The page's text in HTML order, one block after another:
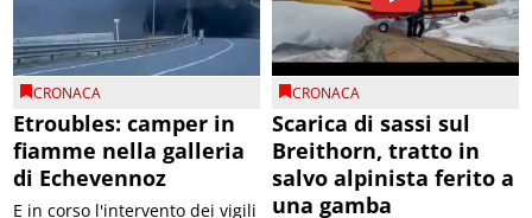
CRONACA
Etroubles: camper in
fiamme nella galleria
di Echevennoz
E in corso l'intervento dei vigili
CRONACA
Scarica di sassi sul
Breithorn, tratto in
salvo alpinista ferito a
una gamba